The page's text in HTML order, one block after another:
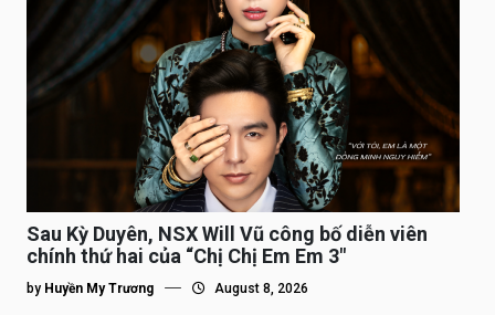
Sau Kỳ Duyên, NSX Will Vũ công bố diễn viên
chính thứ hai của “Chị Chị Em Em 3″
by Huyền My Trương August 8, 2026